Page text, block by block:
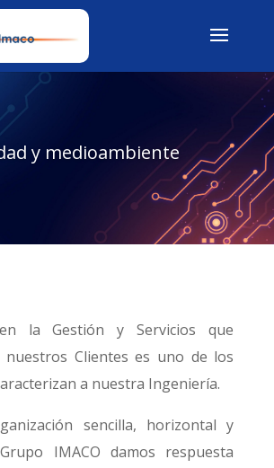
y medioambiente
la Gestión y Servicios que
nuestros Clientes es uno de los
a nuestra Ingeniería.
sencilla, horizontal y
IMACO damos respuesta